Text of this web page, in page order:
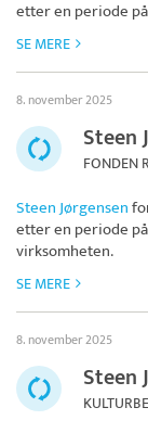
etter en periode
SE MERE
8. november 2025
Steen
FONDEN
Steen Jørgensen
etter en periode på
virksomheten.
SE MERE
8. november 2025
Steen